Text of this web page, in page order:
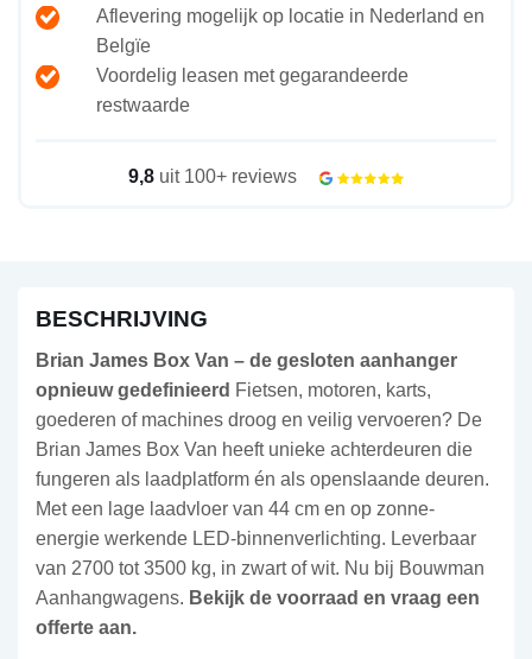
Aflevering mogelijk op locatie in Nederland en
Belgïe
Voordelig leasen met gegarandeerde
restwaarde
9,8 uit 100+ reviews
BESCHRIJVING
Brian James Box Van – de gesloten aanhanger
opnieuw gedefinieerd Fietsen, motoren, karts,
goederen of machines droog en veilig vervoeren? De
Brian James Box Van heeft unieke achterdeuren die
fungeren als laadplatform én als openslaande deuren.
Met een lage laadvloer van 44 cm en op zonne-
energie werkende LED-binnenverlichting. Leverbaar
van 2700 tot 3500 kg, in zwart of wit. Nu bij Bouwman
Aanhangwagens. Bekijk de voorraad en vraag een
offerte aan.